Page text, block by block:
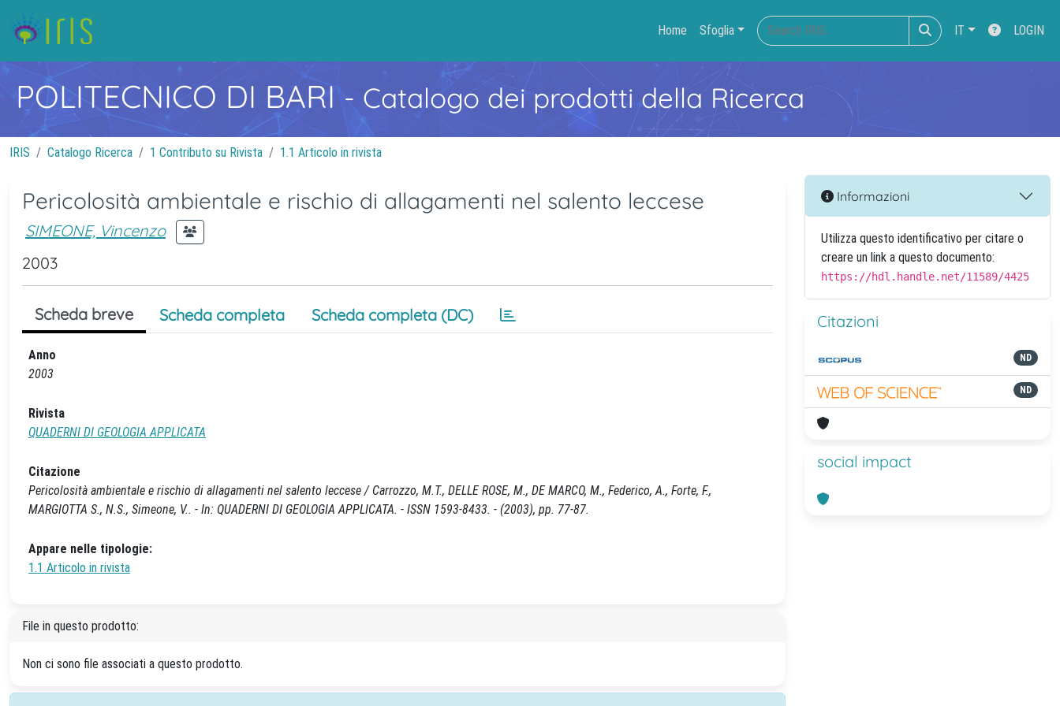
Home Sfoglia IT LOGIN
POLITECNICO DI BARI- Catalogo dei prodotti della Ricerca
IRIS Catalogo Ricerca 1 Contributo su Rivista 1.1 Articolo in rivista
Pericolosità ambientale e rischio di allagamenti nel salento leccese
SIMEONE, Vincenzo
2003
Scheda breve Scheda completa Scheda completa (DC)
Anno
2003
Rivista
QUADERNI DI GEOLOGIA APPLICATA
Citazione
Pericolosità ambientale e rischio di allagamenti nel salento leccese / Carrozzo, M.T., DELLE ROSE, M., DE MARCO, M., Federico, A., Forte, F.,
MARGIOTTA S., N.S., Simeone, V.. - In: QUADERNI DI GEOLOGIA APPLICATA. - ISSN 1593-8433. - (2003), pp. 77-87.
Appare nelle tipologie:
1.1 Articolo in rivista
File in questo prodotto:
Non ci sono file associati a questo prodotto.
Informazioni
Utilizza questo identificativo per citare o
creare un link a questo documento:
https://hdl.handle.net/11589/4425
Citazioni
ND
ND
social impact